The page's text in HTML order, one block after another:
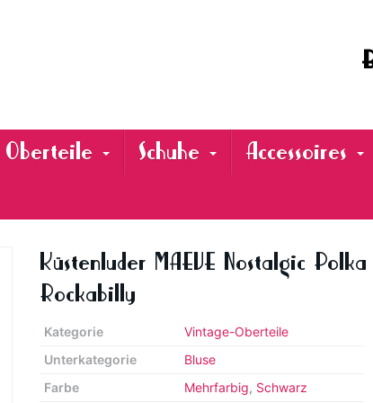
Oberteile Schuhe Accessoires
Küstenluder MAEVE Nostalgic
Rockabilly
Kategorie
Vintage-Oberteile
Unterkategorie
Bluse
Farbe
Mehrfarbig, Schwarz